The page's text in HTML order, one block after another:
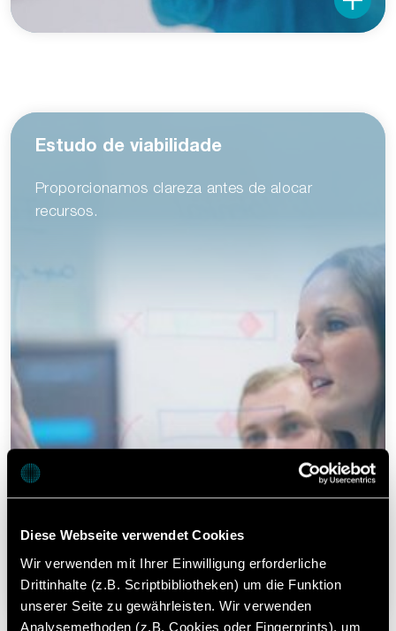
Diese Webseite verwendet Cookies
Wir verwenden mit Ihrer Einwilligung erforderliche
Drittinhalte (z.B. Scriptbibliotheken) um die Funktion
unserer Seite zu gewährleisten. Wir verwenden
Analysemethoden (z.B. Cookies oder Fingerprints), um
Estudo de viabilidade
Proporcionamos clareza antes de alocar
recursos.